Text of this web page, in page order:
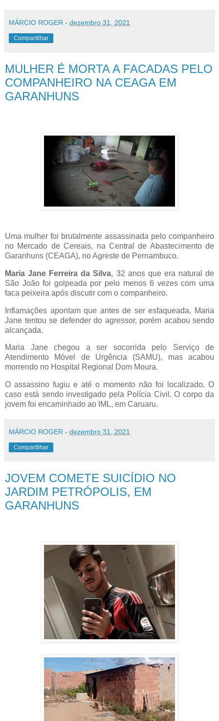
MÁRCIO ROGER - dezembro 31, 2021
Compartilhar
MULHER É MORTA A FACADAS PELO
COMPANHEIRO NA CEAGA EM
GARANHUNS
Uma mulher foi brutalmente assassinada pelo companheiro
no Mercado de Cereais, na Central de Abastecimento de
Garanhuns (CEAGA), no Agreste de Pernambuco.
Maria Jane Ferreira da Silva, 32 anos que era natural de
São João foi golpeada por pelo menos 6 vezes com uma
faca peixeira após discutir com o companheiro.
Inflamações apontam que antes de ser esfaqueada, Maria
Jane tentou se defender do agressor, porém acabou sendo
alcançada.
Maria Jane chegou a ser socorrida pelo Serviço de
Atendimento Móvel de Urgência (SAMU), mas acabou
morrendo no Hospital Regional Dom Moura.
O assassino fugiu e até o momento não foi localizado. O
caso está sendo investigado pela Polícia Civil. O corpo da
jovem foi encaminhado ao IML, em Caruaru.
MÁRCIO ROGER - dezembro 31, 2021
Compartilhar
JOVEM COMETE SUICÍDIO NO
JARDIM PETRÓPOLIS, EM
GARANHUNS